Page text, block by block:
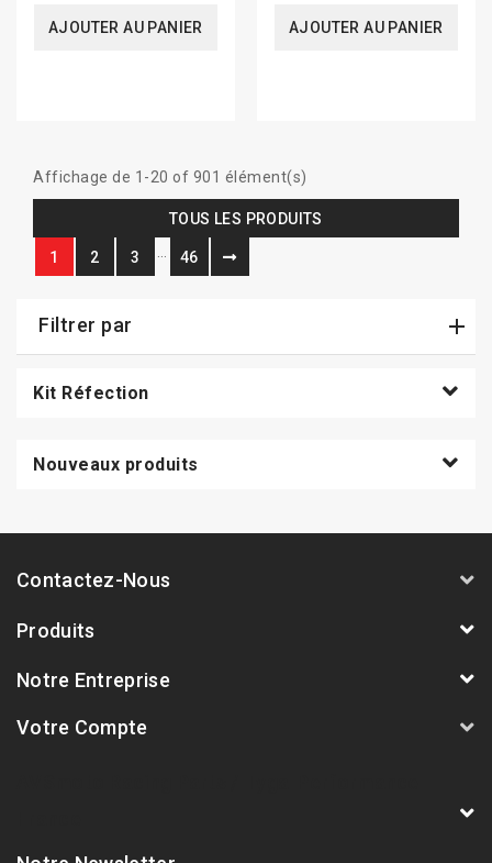
AJOUTER AU PANIER AJOUTER AU PANIER
Affichage de 1-20 of 901 élément(s)
TOUS LES PRODUITS
1 2 3 46
Filtrer par
Kit Réfection
Nouveaux produits
Contactez-Nous
Produits
Notre Entreprise
Votre Compte